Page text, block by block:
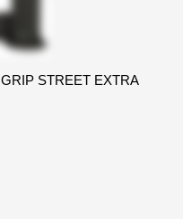
STREET EXTRA